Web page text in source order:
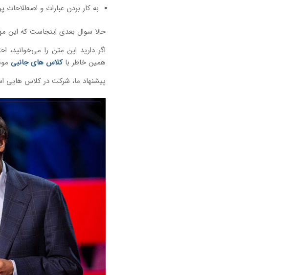
به کار بردن عبارات و
حالا سوال بعدی اینجاست که این
اگر دارید این متن را می‌خوانید،
همین خاطر باکلاس های جانبی
پیشنهاد ما، شرکت در کلاس هایی